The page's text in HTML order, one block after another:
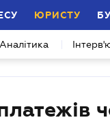
ЮРИСТУ
Аналітика